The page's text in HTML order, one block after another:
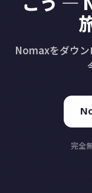
Nomaxをダウン
完全